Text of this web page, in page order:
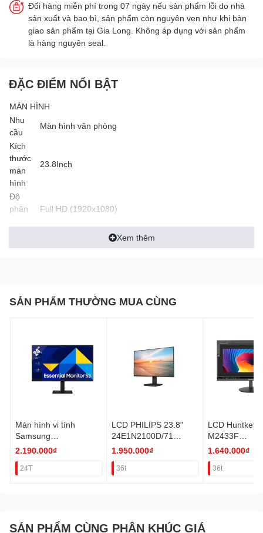
Đổi hàng miễn phí trong 07 ngày nếu sản phẩm lỗi do nhà
sản xuất và bao bì, sản phẩm còn nguyên vẹn như khi bàn
giao sản phẩm tại Gia Long. Không áp dụng với sản phẩm
là hàng nguyên seal.
ĐẶC ĐIỂM NỔI BẬT
MÀN HÌNH
Nhu
cầu
Màn hình văn phòng
Kích
thước
màn
hình
23.8Inch
Độ
phân
Full HD (1920x1080)
gian
quét
1300:1
178°(H)/178°(V)
KẾT NỐI
Loa
tích
hợp
Không
Cổng
kiện
Xem thêm
SẢN PHẨM THƯỜNG MUA CÙNG
Màn hình vi tính
Samsung
LS24F320GAEXXV
2.190.000₫
24T
LCD PHILIPS 23.8"
24E1N2100D/71
(120HZ,HDMI+VGA)
1.950.000₫
36t
LCD Huntkey
M2433F
1.640.000₫
36t
SẢN PHẨM CÙNG PHÂN KHÚC GIÁ